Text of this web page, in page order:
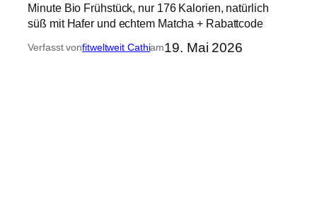
Minute Bio Frühstück, nur 176 Kalorien, natürlich
süß mit Hafer und echtem Matcha + Rabattcode
Verfasst vonfitweltweit Cathiam19. Mai 2026